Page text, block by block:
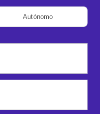
Autónomo